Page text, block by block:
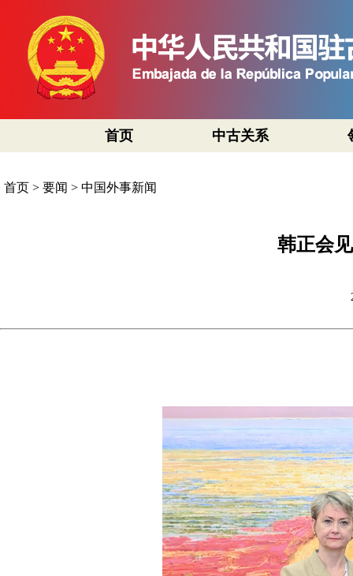
首页 中古关系
首页 > 要闻 > 中国外事新闻
韩正会